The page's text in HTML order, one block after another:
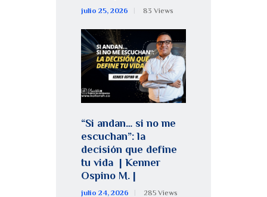
julio 25, 2026 83 Views
“Si andan… si no me
escuchan”: la
decisión que define
tu vida | Kenner
Ospino M. |
julio 24, 2026 285 Views